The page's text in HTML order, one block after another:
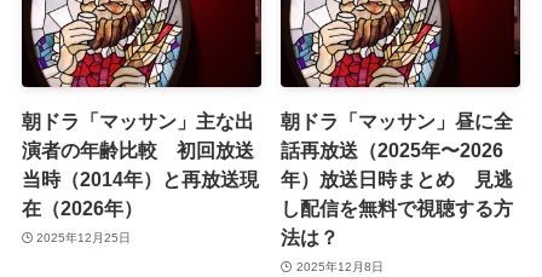
朝ドラ「マッサン」主な出
演者の年齢比較 初回放送
当時（2014年）と再放送現
在（2026年）
2025年12月25日
朝ドラ「マッサン」昼に全
話再放送（2025年〜2026
年）放送日時まとめ 見逃
し配信を無料で視聴する方
法は？
2025年12月8日